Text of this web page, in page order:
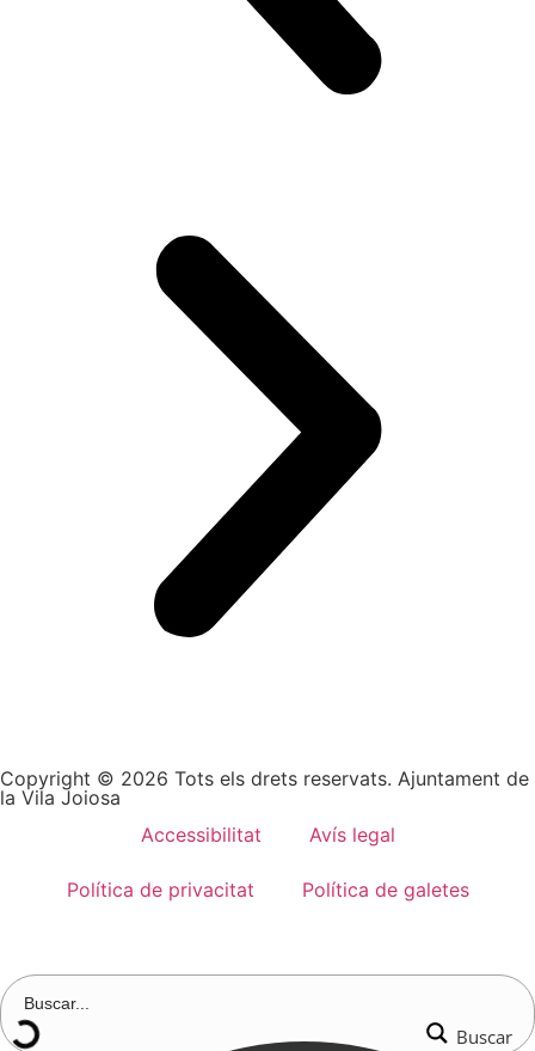
Copyright © 2026 Tots els drets reservats. Ajuntament de
la Vila Joiosa
Accessibilitat
Avís legal
Política de privacitat Política de galetes
Buscar